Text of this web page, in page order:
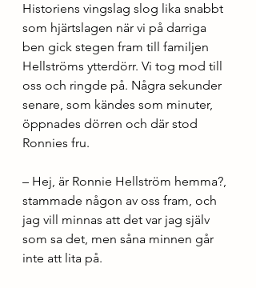
Historiens vingslag slog lika snabbt
som hjärtslagen när vi på darriga
ben gick stegen fram till familjen
Hellströms ytterdörr. Vi tog mod till
oss och ringde på. Några sekunder
senare, som kändes som minuter,
öppnades dörren och där stod
Ronnies fru.
– Hej, är Ronnie Hellström hemma?,
stammade någon av oss fram, och
jag vill minnas att det var jag själv
som sa det, men såna minnen går
inte att lita på.